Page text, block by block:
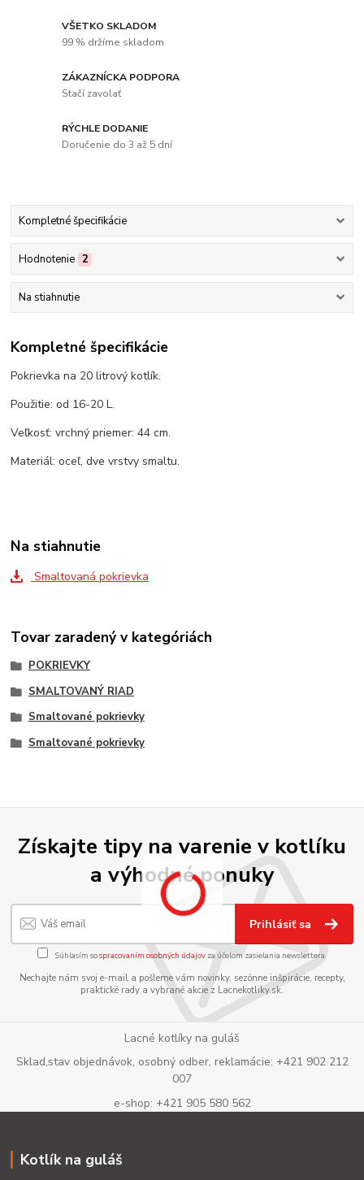
VŠETKO SKLADOM
99 % držíme skladom
ZÁKAZNÍCKA PODPORA
Stačí zavolať
RÝCHLE DODANIE
Doručenie do 3 až 5 dní
Kompletné špecifikácie
Hodnotenie 2
Na stiahnutie
Kompletné špecifikácie
Pokrievka na 20 litrový kotlík.
Použitie: od 16-20 L.
Veľkosť: vrchný priemer: 44 cm.
Materiál: oceľ, dve vrstvy smaltu.
Na stiahnutie
Smaltovaná pokrievka
Tovar zaradený v kategóriách
POKRIEVKY
SMALTOVANÝ RIAD
Smaltované pokrievky
Smaltované pokrievky
Získajte tipy na varenie v kotlíku
a výhodné ponuky
Prihlásiť sa
Súhlasím sospracovaním osobných údajov za účelom zasielania newslettera.
Nechajte nám svoj e-mail a pošleme vám novinky, sezónne inšpirácie, recepty,
praktické rady a vybrané akcie z Lacnekotliky.sk.
Lacné kotlíky na guláš
Sklad,stav objednávok, osobný odber, reklamácie: +421 902 212
007
e-shop: +421 905 580 562
Kotlík na guláš